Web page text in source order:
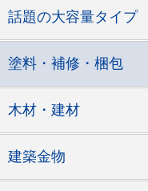
話題の大容量タイプ
塗料・補修・梱包
木材・建材
建築金物